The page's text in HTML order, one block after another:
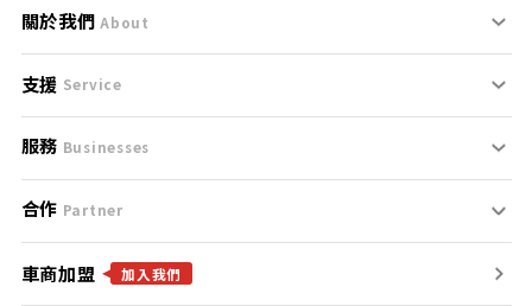
關於我們 About
刊登規範
服務條款
免責聲明
隱私權政策
支援 Service
支援中心
聯絡我們
服務 Businesses
什麼是Goo鑑定？
找好車
合作 Partner
合作夥伴
車商加盟 加入我們